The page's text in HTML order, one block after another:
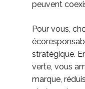
peuvent
Pour vous,
stratégique.
verte, vous
marque,